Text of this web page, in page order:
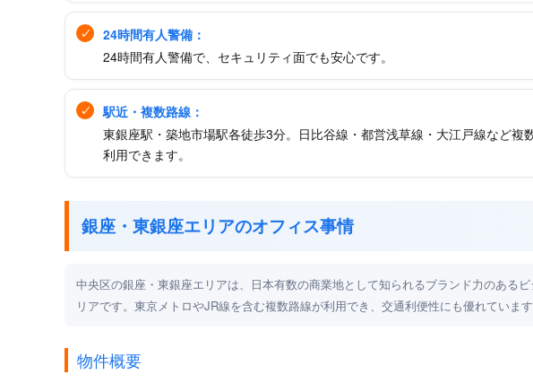
24時間有人警備：
24時間有人警備で、セキュリティ面でも安心です。
駅近・複数路線：
東銀座駅・築地市場駅各徒歩3分。日比谷線・都営浅草線・大江戸線など複
利用できます。
銀座・東銀座エリアのオフィス事情
中央区の銀座・東銀座エリアは、日本有数の商業地として知られるブランド力のある
リアです。東京メトロやJR線を含む複数路線が利用でき、交通利便性にも優れています
物件概要